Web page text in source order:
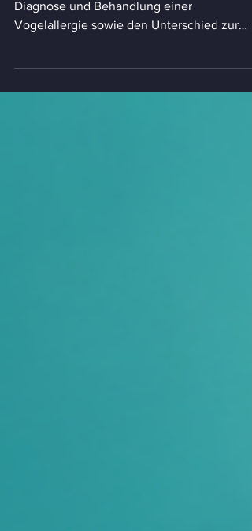
Erfahren Sie mehr über Symptome,
Diagnose und Behandlung einer
Vogelhalterlunge.